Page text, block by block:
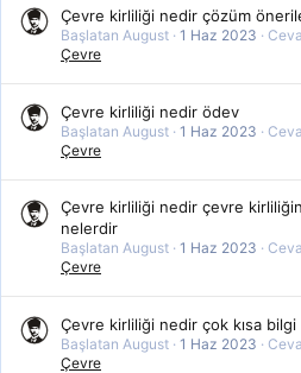
Çevre kirliliği nedir çözüm
Başlatan August 1 Haz 2023
Çevre
Çevre kirliliği nedir ödev
Başlatan August 1 Haz 2023
Çevre
Çevre kirliliği nedir çevre
nelerdir
Başlatan August 1 Haz 2023
Çevre
Çevre kirliliği nedir çok kısa bilgi
Başlatan August 1 Haz 2023
Çevre